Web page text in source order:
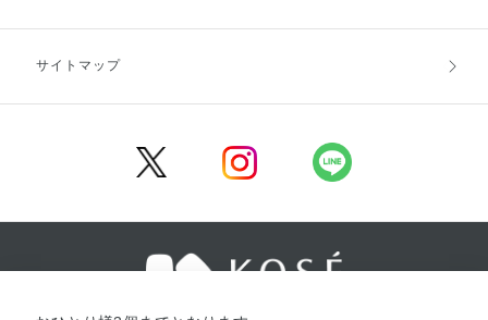
キャンセル・返品・交換
サイトマップ